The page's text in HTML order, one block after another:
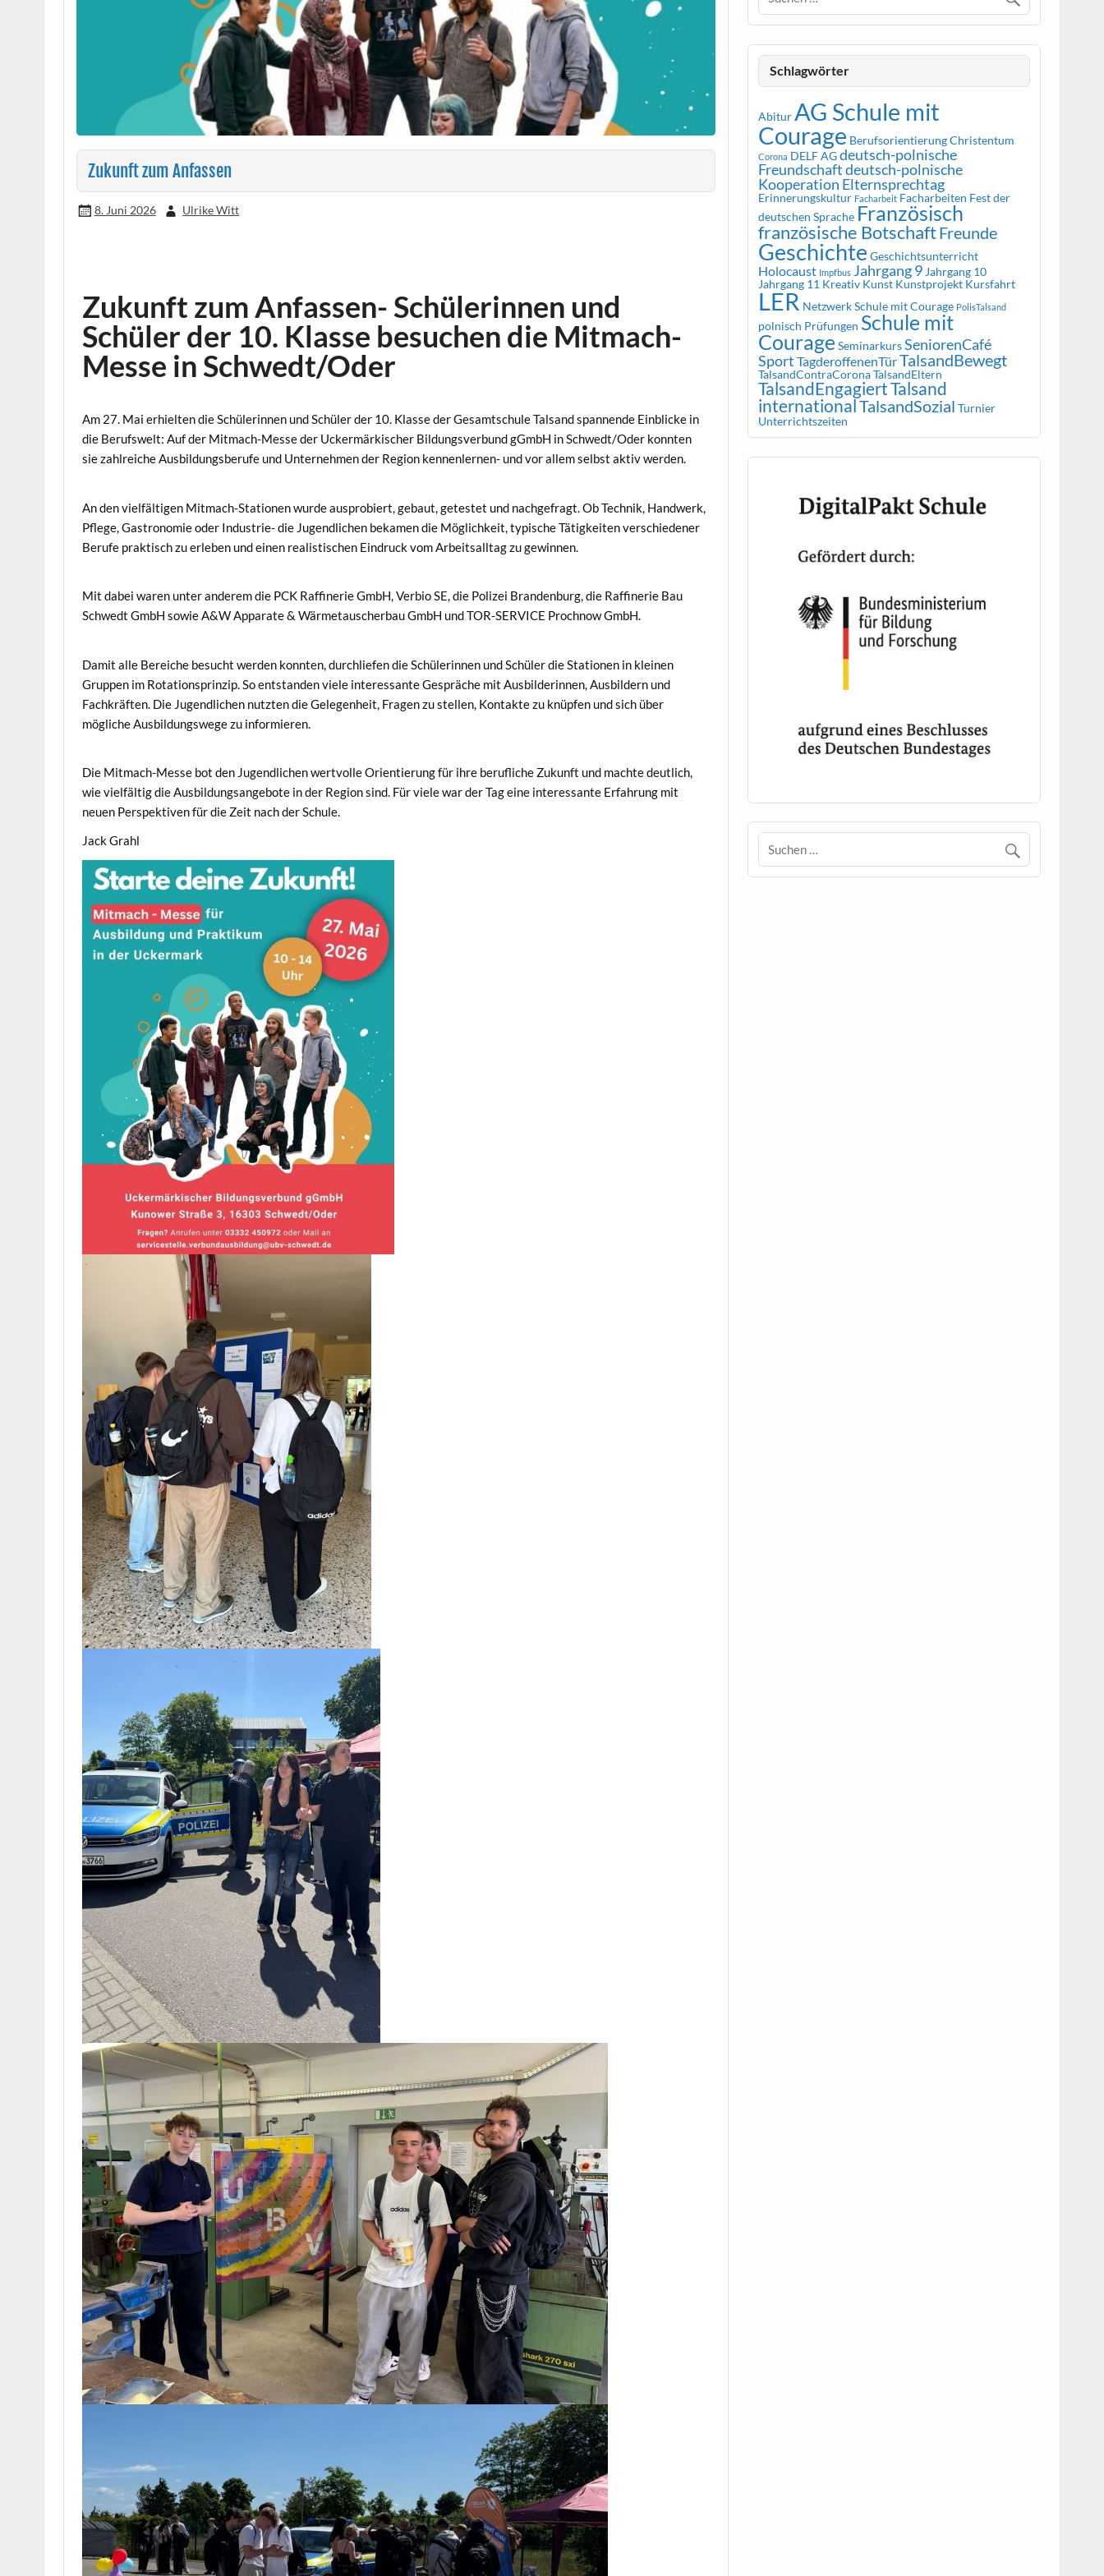
Zukunft zum Anfassen
8. Juni 2026 Ulrike Witt
Zukunft zum Anfassen- Schülerinnen und
Schüler der 10. Klasse besuchen die Mitmach-
Messe in Schwedt/Oder
Am 27. Mai erhielten die Schülerinnen und Schüler der 10. Klasse der Gesamtschule Talsand spannende Einblicke in
die Berufswelt: Auf der Mitmach-Messe der Uckermärkischer Bildungsverbund gGmbH in Schwedt/Oder konnten
sie zahlreiche Ausbildungsberufe und Unternehmen der Region kennenlernen- und vor allem selbst aktiv werden.
An den vielfältigen Mitmach-Stationen wurde ausprobiert, gebaut, getestet und nachgefragt. Ob Technik, Handwerk,
Pflege, Gastronomie oder Industrie- die Jugendlichen bekamen die Möglichkeit, typische Tätigkeiten verschiedener
Berufe praktisch zu erleben und einen realistischen Eindruck vom Arbeitsalltag zu gewinnen.
Mit dabei waren unter anderem die PCK Raffinerie GmbH, Verbio SE, die Polizei Brandenburg, die Raffinerie Bau
Schwedt GmbH sowie A&W Apparate & Wärmetauscherbau GmbH und TOR-SERVICE Prochnow GmbH.
Damit alle Bereiche besucht werden konnten, durchliefen die Schülerinnen und Schüler die Stationen in kleinen
Gruppen im Rotationsprinzip. So entstanden viele interessante Gespräche mit Ausbilderinnen, Ausbildern und
Fachkräften. Die Jugendlichen nutzten die Gelegenheit, Fragen zu stellen, Kontakte zu knüpfen und sich über
mögliche Ausbildungswege zu informieren.
Die Mitmach-Messe bot den Jugendlichen wertvolle Orientierung für ihre berufliche Zukunft und machte deutlich,
wie vielfältig die Ausbildungsangebote in der Region sind. Für viele war der Tag eine interessante Erfahrung mit
neuen Perspektiven für die Zeit nach der Schule.
Jack Grahl
Schlagwörter
AbiturAG Schule mit
Courage BerufsorientierungChristentum
Corona DELF AGdeutsch-polnische
Freundschaftdeutsch-polnische
Kooperation Elternsprechtag
Erinnerungskultur Facharbeit Facharbeiten Fest der
deutschen Sprache Französisch
französische BotschaftFreunde
Geschichte Geschichtsunterricht
Holocaust Impfbus Jahrgang 9 Jahrgang 10
Jahrgang 11 Kreativ Kunst Kunstprojekt Kursfahrt
LER Netzwerk Schule mit Courage PolisTalsand
polnisch Prüfungen Schule mit
Courage SeminarkursSeniorenCafé
Sport TagderoffenenTürTalsandBewegt
TalsandContraCoronaTalsandEltern
TalsandEngagiertTalsand
internationalTalsandSozial Turnier
Unterrichtszeiten